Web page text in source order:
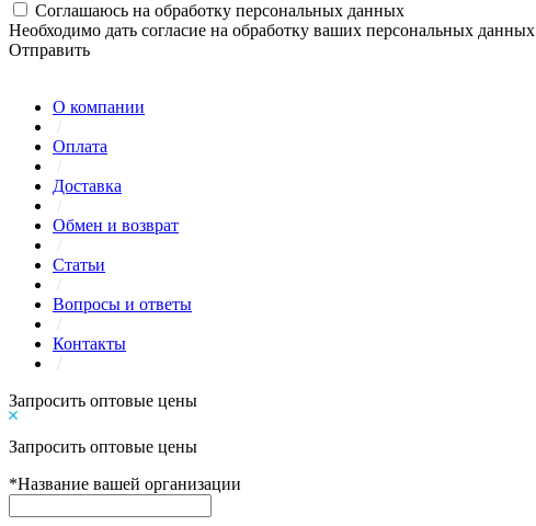
Соглашаюсь на обработку персональных данных
Необходимо дать согласие на обработку ваших персональных данных
Отправить
О компании
/
Оплата
/
Доставка
/
Обмен и возврат
/
Статьи
/
Вопросы и ответы
/
Контакты
/
Запросить оптовые цены
Запросить оптовые цены
*Название вашей организации